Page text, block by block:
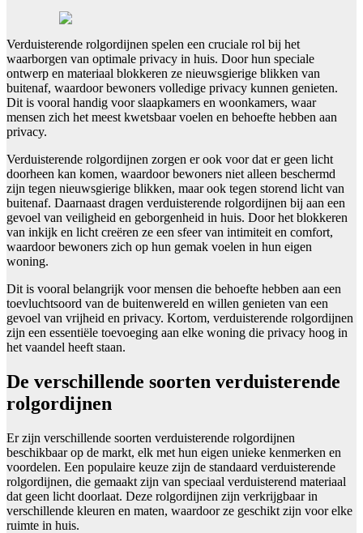
Verduisterende rolgordijnen spelen een cruciale rol bij het
waarborgen van optimale privacy in huis. Door hun speciale
ontwerp en materiaal blokkeren ze nieuwsgierige blikken van
buitenaf, waardoor bewoners volledige privacy kunnen genieten.
Dit is vooral handig voor slaapkamers en woonkamers, waar
mensen zich het meest kwetsbaar voelen en behoefte hebben aan
privacy.
Verduisterende rolgordijnen zorgen er ook voor dat er geen licht
doorheen kan komen, waardoor bewoners niet alleen beschermd
zijn tegen nieuwsgierige blikken, maar ook tegen storend licht van
buitenaf. Daarnaast dragen verduisterende rolgordijnen bij aan een
gevoel van veiligheid en geborgenheid in huis. Door het blokkeren
van inkijk en licht creëren ze een sfeer van intimiteit en comfort,
waardoor bewoners zich op hun gemak voelen in hun eigen
woning.
Dit is vooral belangrijk voor mensen die behoefte hebben aan een
toevluchtsoord van de buitenwereld en willen genieten van een
gevoel van vrijheid en privacy. Kortom, verduisterende rolgordijnen
zijn een essentiële toevoeging aan elke woning die privacy hoog in
het vaandel heeft staan.
De verschillende soorten verduisterende
rolgordijnen
Er zijn verschillende soorten verduisterende rolgordijnen
beschikbaar op de markt, elk met hun eigen unieke kenmerken en
voordelen. Een populaire keuze zijn de standaard verduisterende
rolgordijnen, die gemaakt zijn van speciaal verduisterend materiaal
dat geen licht doorlaat. Deze rolgordijnen zijn verkrijgbaar in
verschillende kleuren en maten, waardoor ze geschikt zijn voor elke
ruimte in huis.